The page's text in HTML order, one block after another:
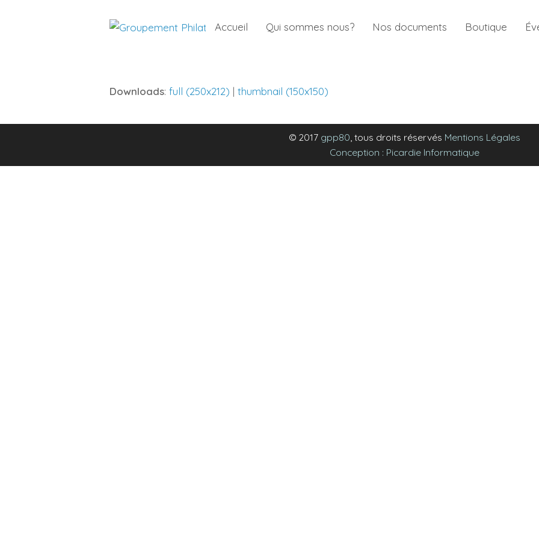
Accueil Qui sommes nous? Nos documents Boutique
Downloads: full (250x212) | thumbnail (150x150)
© 2017 gpp80, tous droits réservés Mentions Légales
Conception : Picardie Informatique